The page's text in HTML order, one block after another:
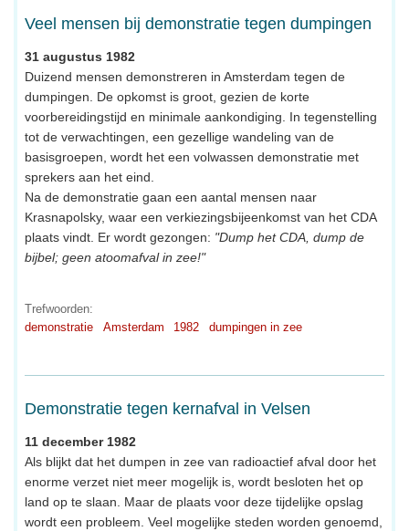
Veel mensen bij demonstratie tegen dumpingen
31 augustus 1982
Duizend mensen demonstreren in Amsterdam tegen de
dumpingen. De opkomst is groot, gezien de korte
voorbereidingstijd en minimale aankondiging. In tegenstelling
tot de verwachtingen, een gezellige wandeling van de
basisgroepen, wordt het een volwassen demonstratie met
sprekers aan het eind.
Na de demonstratie gaan een aantal mensen naar
Krasnapolsky, waar een verkiezingsbijeenkomst van het CDA
plaats vindt. Er wordt gezongen: "Dump het CDA, dump de
bijbel; geen atoomafval in zee!"
Trefwoorden:
demonstratie
Amsterdam 1982 dumpingen in zee
Demonstratie tegen kernafval in Velsen
11 december 1982
Als blijkt dat het dumpen in zee van radioactief afval door het
enorme verzet niet meer mogelijk is, wordt besloten het op
land op te slaan. Maar de plaats voor deze tijdelijke opslag
wordt een probleem. Veel mogelijke steden worden genoemd,